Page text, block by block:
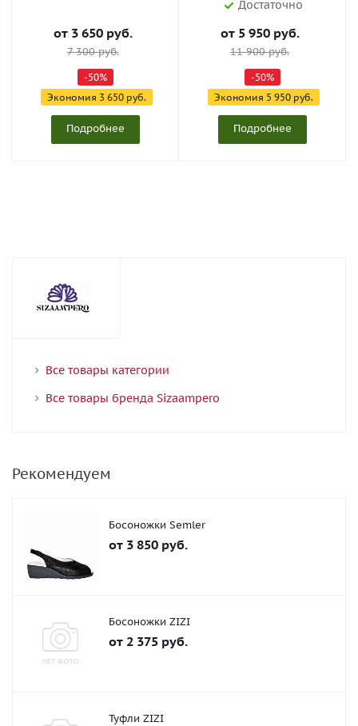
от 3 650 руб.
7 300 руб.
-50%
Экономия 3 650 руб.
Подробнее
Достаточно
от 5 950 руб.
11 900 руб.
-50%
Экономия 5 950 руб.
Подробнее
Все товары категории
Все товары бренда Sizaampero
Рекомендуем
Босоножки Semler
от 3 850 руб.
Босоножки ZIZI
от 2 375 руб.
Туфли ZIZI